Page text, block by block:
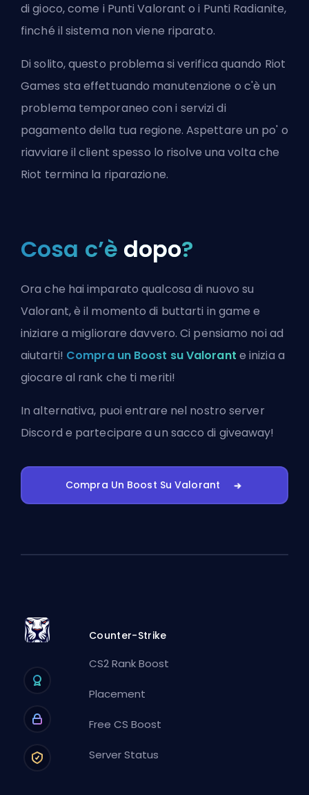
di gioco, come i Punti Valorant o i Punti Radianite,
finché il sistema non viene riparato.
Di solito, questo problema si verifica quando Riot
Games sta effettuando manutenzione o c'è un
problema temporaneo con i servizi di
pagamento della tua regione. Aspettare un po' o
riavviare il client spesso lo risolve una volta che
Riot termina la riparazione.
Cosa c’è dopo?
Ora che hai imparato qualcosa di nuovo su
Valorant, è il momento di buttarti in game e
iniziare a migliorare davvero. Ci pensiamo noi ad
aiutarti! Compra un Boost su Valorant e inizia a
giocare al rank che ti meriti!
In alternativa, puoientrare nel nostro server
Discord e partecipare a un sacco di giveaway!
Compra Un Boost Su Valorant
Counter-Strike
CS2 Rank Boost
Placement
Free CS Boost
Server Status